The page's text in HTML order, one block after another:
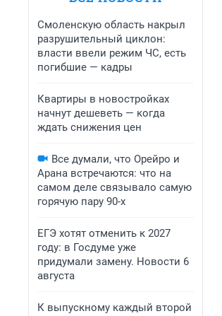
Смоленскую область накрыл
разрушительный циклон:
власти ввели режим ЧС, есть
погибшие — кадры
Квартиры в новостройках
начнут дешеветь — когда
ждать снижения цен
Все думали, что Орейро и
Арана встречаются: что на
самом деле связывало самую
горячую пару 90-х
ЕГЭ хотят отменить к 2027
году: в Госдуме уже
придумали замену. Новости 6
августа
К выпускному каждый второй